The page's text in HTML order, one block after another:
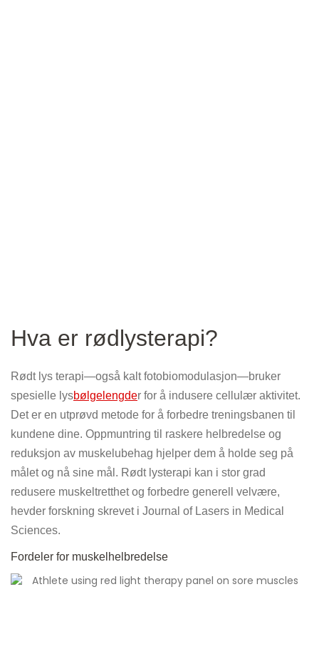
Hva er rødlysterapi?
Rødt lys terapi—også kalt fotobiomodulasjon—bruker
spesielle lysbølgelengder for å indusere cellulær aktivitet.
Det er en utprøvd metode for å forbedre treningsbanen til
kundene dine. Oppmuntring til raskere helbredelse og
reduksjon av muskelubehag hjelper dem å holde seg på
målet og nå sine mål. Rødt lysterapi kan i stor grad
redusere muskeltretthet og forbedre generell velvære,
hevder forskning skrevet i Journal of Lasers in Medical
Sciences.
Fordeler for muskelhelbredelse